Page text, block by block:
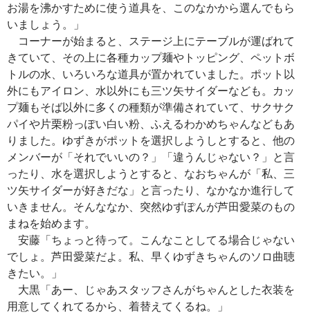
お湯を沸かすために使う道具を、このなかから選んでもら
いましょう。」
コーナーが始まると、ステージ上にテーブルが運ばれて
きていて、その上に各種カップ麺やトッピング、ペットボ
トルの水、いろいろな道具が置かれていました。ポット以
外にもアイロン、水以外にも三ツ矢サイダーなども。カッ
プ麺もそば以外に多くの種類が準備されていて、サクサク
パイや片栗粉っぽい白い粉、ふえるわかめちゃんなどもあ
りました。ゆずきがポットを選択しようしとすると、他の
メンバーが「それでいいの？」「違うんじゃない？」と言
ったり、水を選択しようとすると、なおちゃんが「私、三
ツ矢サイダーが好きだな」と言ったり、なかなか進行して
いきません。そんななか、突然ゆずぽんが芦田愛菜のもの
まねを始めます。
安藤「ちょっと待って。こんなことしてる場合じゃない
でしょ。芦田愛菜だよ。私、早くゆずきちゃんのソロ曲聴
きたい。」
大黒「あー、じゃあスタッフさんがちゃんとした衣装を
用意してくれてるから、着替えてくるね。」